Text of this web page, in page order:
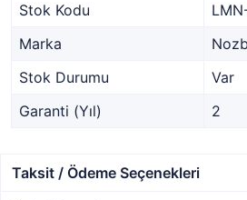
Stok Kodu
Marka
Stok Durumu
Var
Garanti (Yıl)
2
Taksit / Ödeme Seçenekleri